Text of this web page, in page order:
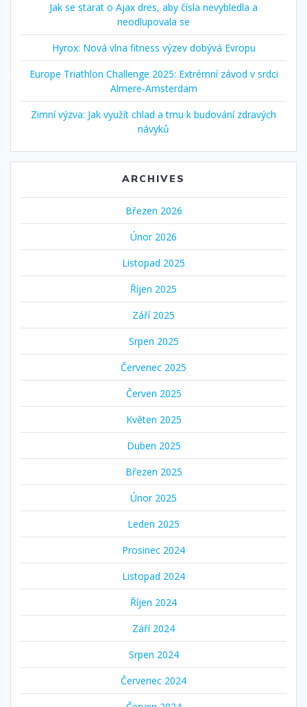
Jak se starat o Ajax dres, aby čísla nevybledla a
neodlupovala se
Hyrox: Nová vlna fitness výzev dobývá Evropu
Europe Triathlon Challenge 2025: Extrémní závod v srdci
Almere‑Amsterdam
Zimní výzva: Jak využít chlad a tmu k budování zdravých
návyků
ARCHIVES
Březen 2026
Únor 2026
Listopad 2025
Říjen 2025
Září 2025
Srpen 2025
Červenec 2025
Červen 2025
Květen 2025
Duben 2025
Březen 2025
Únor 2025
Leden 2025
Prosinec 2024
Listopad 2024
Říjen 2024
Září 2024
Srpen 2024
Červenec 2024